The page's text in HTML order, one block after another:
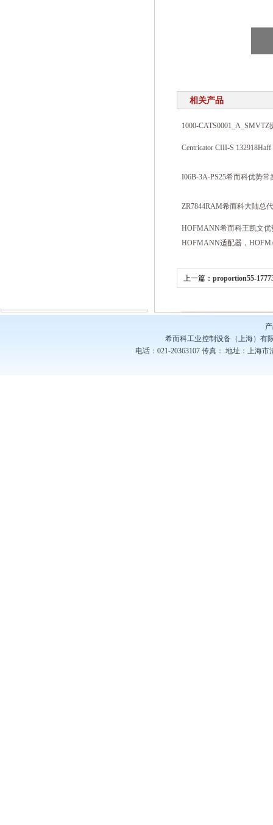
相关产品
1000-
Centricator CIII-S
I06B-3A-PS25希而科优势
ZR7844RAM希而科大陆总
HOFMANN希而科王凯文
HOFMANN适配器，
上一篇：proportion55-
希而科工业控制设备（上海）有
电话：021-20363107 传真： 地址：上海市